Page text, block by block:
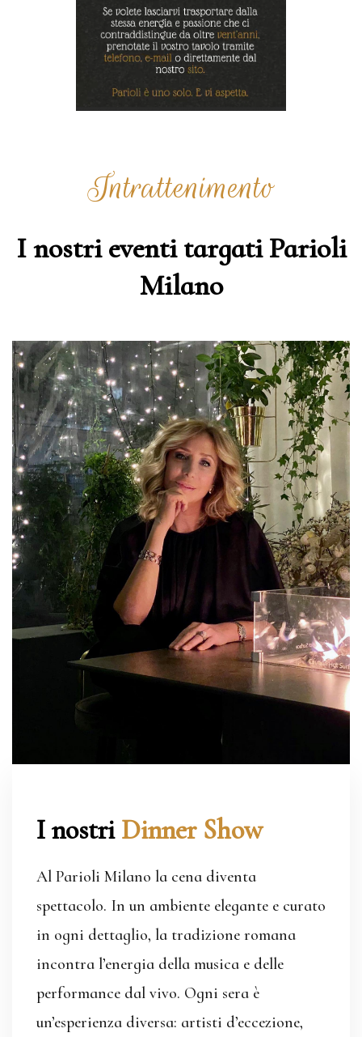
Intrattenimento
I nostri eventi targati Parioli
Milano
I nostriDinner Show
Al Parioli Milano la cena diventa
spettacolo. In un ambiente elegante e curato
in ogni dettaglio, la tradizione romana
incontra l’energia della musica e delle
performance dal vivo. Ogni sera è
un’esperienza diversa: artisti d’eccezione,